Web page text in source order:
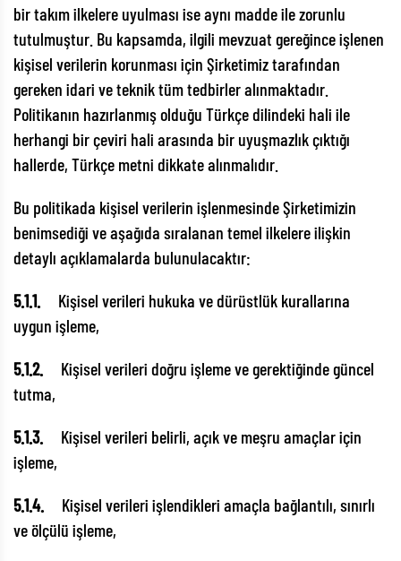
bir takım ilkelere uyulması ise aynı madde ile zorunlu
tutulmuştur. Bu kapsamda, ilgili mevzuat gereğince işlenen
kişisel verilerin korunması için Şirketimiz tarafından
gereken idari ve teknik tüm tedbirler alınmaktadır.
Politikanın hazırlanmış olduğu Türkçe dilindeki hali ile
herhangi bir çeviri hali arasında bir uyuşmazlık çıktığı
hallerde, Türkçe metni dikkate alınmalıdır.
Bu politikada kişisel verilerin işlenmesinde Şirketimizin
benimsediği ve aşağıda sıralanan temel ilkelere ilişkin
detaylı açıklamalarda bulunulacaktır:
5.1.1. Kişisel verileri hukuka ve dürüstlük kurallarına
uygun işleme,
5.1.2. Kişisel verileri doğru işleme ve gerektiğinde güncel
tutma,
5.1.3. Kişisel verileri belirli, açık ve meşru amaçlar için
işleme,
5.1.4. Kişisel verileri işlendikleri amaçla bağlantılı, sınırlı
ve ölçülü işleme,